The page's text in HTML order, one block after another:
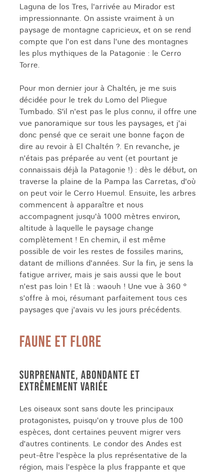
Laguna de los Tres, l'arrivée au Mirador est
impressionnante. On assiste vraiment à un
paysage de montagne capricieux, et on se rend
compte que l'on est dans l'une des montagnes
les plus mythiques de la Patagonie : le Cerro
Torre.
Pour mon dernier jour à Chaltén, je me suis
décidée pour le trek du Lomo del Pliegue
Tumbado. S’il n'est pas le plus connu, il offre une
vue panoramique sur tous les paysages, et j'ai
donc pensé que ce serait une bonne façon de
dire au revoir à El Chaltén ?. En revanche, je
n'étais pas préparée au vent (et pourtant je
connaissais déjà la Patagonie !) : dès le début, on
traverse la plaine de la Pampa las Carretas, d'où
on peut voir le Cerro Huemul. Ensuite, les arbres
commencent à apparaître et nous
accompagnent jusqu'à 1000 mètres environ,
altitude à laquelle le paysage change
complètement ! En chemin, il est même
possible de voir les restes de fossiles marins,
datant de millions d'années. Sur la fin, je sens la
fatigue arriver, mais je sais aussi que le bout
n'est pas loin ! Et là : waouh ! Une vue à 360 °
s'offre à moi, résumant parfaitement tous ces
paysages que j'avais vu les jours précédents.
FAUNE ET FLORE
SURPRENANTE, ABONDANTE ET
EXTRÊMEMENT VARIÉE
Les oiseaux sont sans doute les principaux
protagonistes, puisqu'on y trouve plus de 100
espèces, dont certaines peuvent migrer vers
d'autres continents. Le condor des Andes est
peut-être l'espèce la plus représentative de la
région, mais l'espèce la plus frappante et que